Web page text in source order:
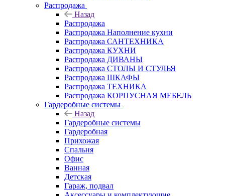
Распродажа
Назад
Распродажа
Распродажа Наполнение кухни
Распродажа САНТЕХНИКА
Распродажа КУХНИ
Распродажа ДИВАНЫ
Распродажа СТОЛЫ И СТУЛЬЯ
Распродажа ШКАФЫ
Распродажа ТЕХНИКА
Распродажа КОРПУСНАЯ МЕБЕЛЬ
Гардеробные системы
Назад
Гардеробные системы
Гардеробная
Прихожая
Спальня
Офис
Ванная
Детская
Гараж, подвал